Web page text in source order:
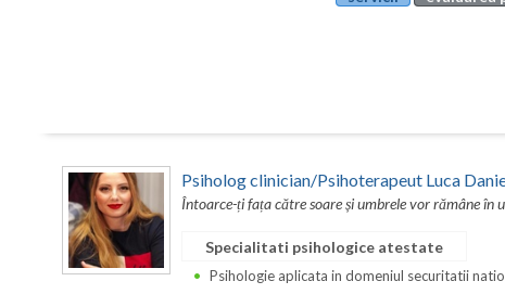
Psiholog clinician/Psihoterapeut Luca
Întoarce-ți fața către soare și umbrele vor rămâne în
Specialitati psihologice atestate
Psihologie aplicata in domeniul securitatii